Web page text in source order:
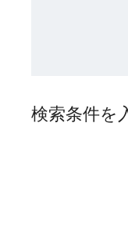
検索条件を